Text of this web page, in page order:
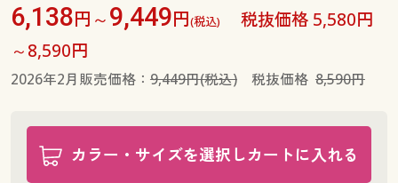
6,138円～9,449円(税込)
税抜価格 5,580円
～8,590円
2026年2月販売価格： 9,449円(税込)税抜価格 8,590円
カラー・サイズを選択しカートに入れる